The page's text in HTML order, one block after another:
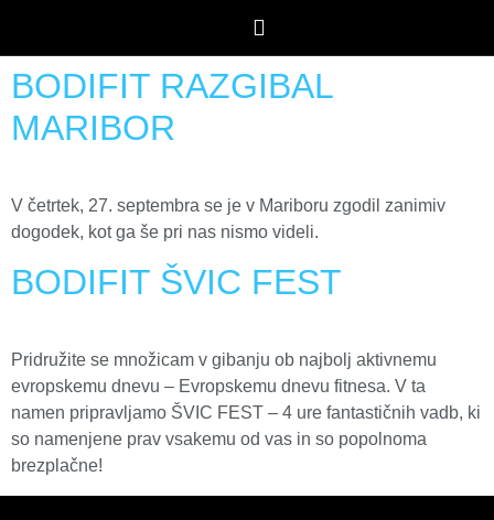
BODIFIT RAZGIBAL
MARIBOR
V četrtek, 27. septembra se je v Mariboru zgodil zanimiv
dogodek, kot ga še pri nas nismo videli.
BODIFIT ŠVIC FEST
Pridružite se množicam v gibanju ob najbolj aktivnemu
evropskemu dnevu – Evropskemu dnevu fitnesa. V ta
namen pripravljamo ŠVIC FEST – 4 ure fantastičnih vadb, ki
so namenjene prav vsakemu od vas in so popolnoma
brezplačne!